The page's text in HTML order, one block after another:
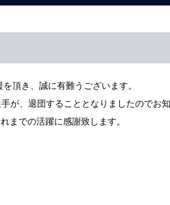
頂き、誠に有難うございます。
が、退団することとなりましたのでお知
までの活躍に感謝致します。